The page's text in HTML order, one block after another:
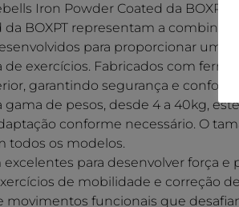
Iron Powder Coated da BOXPT
da BOXPT representam a
para proporcionar um
exercícios. Fabricados com
garantindo segurança e conforto
gama de pesos, desde 4 a 40kg,
conforme necessário. O
todos os modelos.
para desenvolver força
de mobilidade e correção
movimentos funcionais que